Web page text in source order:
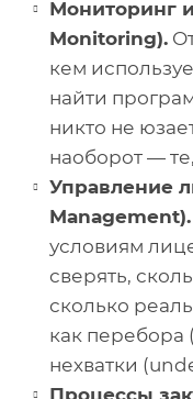
Мониторинг
Monitoring).
кем
найти
никто не
наоборот —
Управление
Management).
условиям
сверять,
сколько
как перебора
нехватки
Процессы